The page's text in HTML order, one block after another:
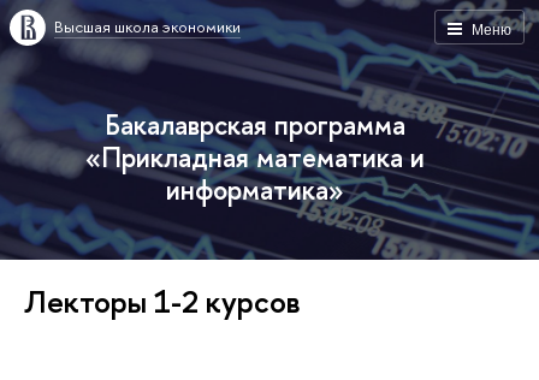
Меню
Высшая школа экономики
Бакалаврская программа
«Прикладная математика и
информатика»
Лекторы 1-2 курсов